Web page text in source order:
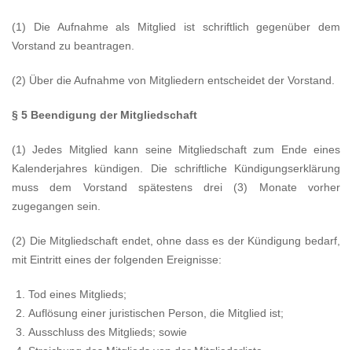
(1) Die Aufnahme als Mitglied ist schriftlich gegenüber dem
Vorstand zu beantragen.
(2) Über die Aufnahme von Mitgliedern entscheidet der Vorstand.
§ 5 Beendigung der Mitgliedschaft
(1) Jedes Mitglied kann seine Mitgliedschaft zum Ende eines
Kalenderjahres kündigen. Die schriftliche Kündigungserklärung
muss dem Vorstand spätestens drei (3) Monate vorher
zugegangen sein.
(2) Die Mitgliedschaft endet, ohne dass es der Kündigung bedarf,
mit Eintritt eines der folgenden Ereignisse:
Tod eines Mitglieds;
Auflösung einer juristischen Person, die Mitglied ist;
Ausschluss des Mitglieds; sowie